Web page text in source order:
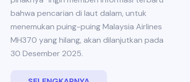
bahwa pencarian di laut dalam, untuk
menemukan puing-puing Malaysia Airlines
MH370 yang hilang, akan dilanjutkan pada
30 Desember 2025.